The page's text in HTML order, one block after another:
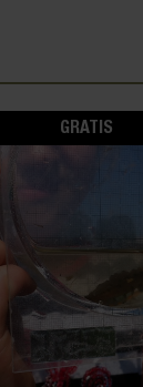
GRATIS